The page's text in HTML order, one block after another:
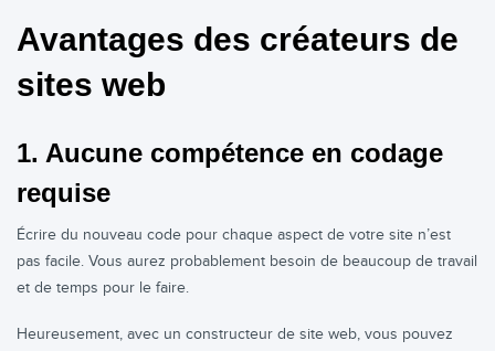
Avantages des créateurs de
sites web
1. Aucune compétence en codage
requise
Écrire du nouveau code pour chaque aspect de votre site n’est
pas facile. Vous aurez probablement besoin de beaucoup de travail
et de temps pour le faire.
Heureusement, avec un constructeur de site web, vous pouvez